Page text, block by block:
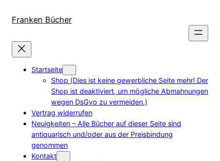
zum
wechseln
Franken Bücher
Startseite
Shop (Dies ist keine gewerbliche Seite mehr! Der
Shop ist deaktiviert, um mögliche Abmahnungen
wegen DsGvo zu vermeiden.)
Vertrag widerrufen
Neuigkeiten – Alle Bücher auf dieser Seite sind
antiquarisch und/oder aus der Preisbindung
genommen
Kontakt